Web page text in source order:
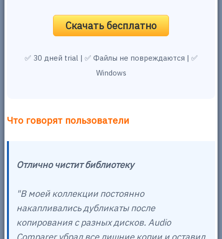
Скачать бесплатно
✅ 30 дней trial | ✅ Файлы не повреждаются | ✅
Windows
Что говорят пользователи
Отлично чистит библиотеку
"В моей коллекции постоянно
накапливались дубликаты после
копирования с разных дисков. Audio